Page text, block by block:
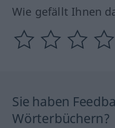
Wie gefällt Ihnen
Sie haben
Wörterbüchern?